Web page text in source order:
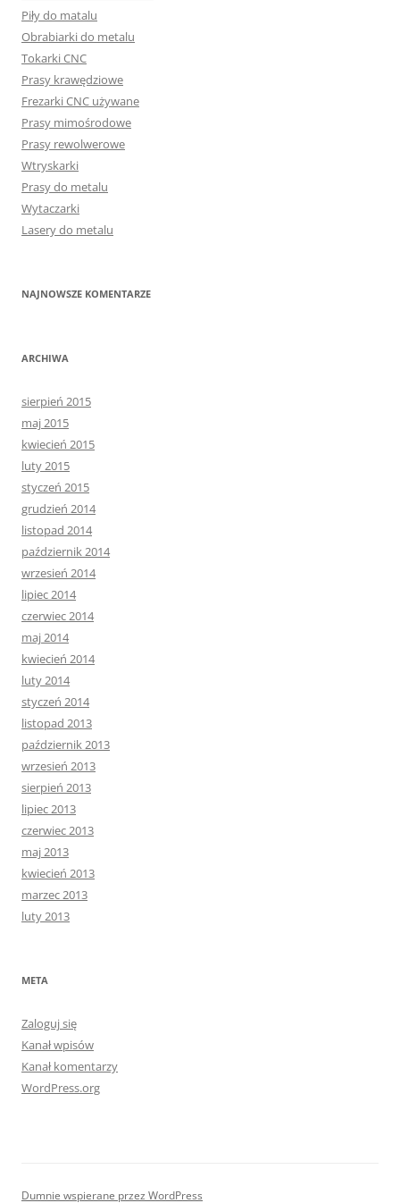
Piły do matalu
Obrabiarki do metalu
Tokarki CNC
Prasy krawędziowe
Frezarki CNC używane
Prasy mimośrodowe
Prasy rewolwerowe
Wtryskarki
Prasy do metalu
Wytaczarki
Lasery do metalu
NAJNOWSZE KOMENTARZE
ARCHIWA
sierpień 2015
maj 2015
kwiecień 2015
luty 2015
styczeń 2015
grudzień 2014
listopad 2014
październik 2014
wrzesień 2014
lipiec 2014
czerwiec 2014
maj 2014
kwiecień 2014
luty 2014
styczeń 2014
listopad 2013
październik 2013
wrzesień 2013
sierpień 2013
lipiec 2013
czerwiec 2013
maj 2013
kwiecień 2013
marzec 2013
luty 2013
META
Zaloguj się
Kanał wpisów
Kanał komentarzy
WordPress.org
Dumnie wspierane przez WordPress